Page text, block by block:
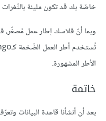
خاصّة بك قد تكون مليئة بالثّغرات
وبما أنّ فلاسك إطار عمل مُصغّر،
الأطر المشهورة.
خاتمة
بعد أن أنشأنا قاعدة البيانات